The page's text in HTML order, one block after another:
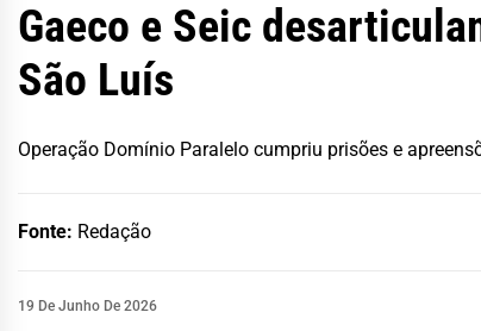
Gaeco e Seic
São Luís
Operação Domínio Paralelo cumpriu prisões e
Fonte: Redação
19 De Junho De 2026